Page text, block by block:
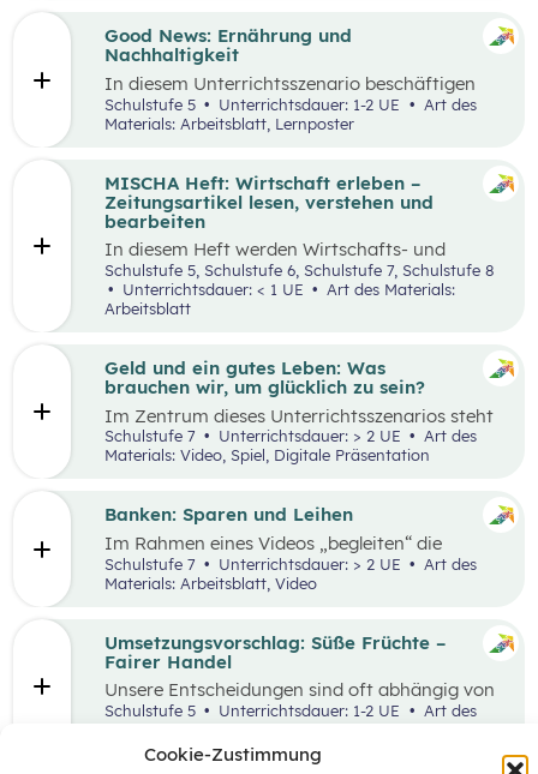
Cookie-Zustimmung
Betriebserkundung.
Good News: Ernährung und
Nachhaltigkeit
In diesem Unterrichtsszenario beschäftigen
sich die Schüler:innen mit positiven
Nachrichten und Beispielen aus dem
Themenbereich „Ernährung und
Handlungsoptionen für den Alltag offenzulegen,
zu diskutieren und in einer abschließenden
Portfolioaufgabe kreativ zu bearbeiten.
Schulstufe 5 Unterrichtsdauer: 1-2 UE
Materials: Arbeitsblatt, Lernposter
MISCHA Heft: Wirtschaft erleben –
Zeitungsartikel lesen, verstehen und
bearbeiten
In diesem Heft werden Wirtschafts- und
Lesekompetenz miteinander verknüpft.Schulstufe 5, Schulstufe 6, Schulstufe 7, Schulstufe 8
Unterrichtsdauer: < 1 UE
Arbeitsblatt
Geld und ein gutes Leben: Was
brauchen wir, um glücklich zu sein?
Im Zentrum dieses Unterrichtsszenarios steht
das Planspiel „Nervus Rerum“, welches den
finanziellen Spielraum als Faktor für ein gutes
Zusammenhang zwischen Geld und einem
guten Leben bewerten.
Schulstufe 7 Unterrichtsdauer: > 2 UE
Art des
Materials: Video, Spiel, Digitale Präsentation
Banken: Sparen und Leihen
Im Rahmen eines Videos „begleiten“ die
Schüler:innen eine jugendliche Person bei der
Erledigung alltäglicher Bankgeschäfte und
bekommen so einen ersten Überblick, welche
anschließenden Laufdiktat wird das erworbene
Wissen gefestigt.
Schulstufe 7 Unterrichtsdauer: > 2 UE
Materials: Arbeitsblatt, Video
Umsetzungsvorschlag: Süße Früchte –
Fairer Handel
Unsere Entscheidungen sind oft abhängig von
Entscheidungen, die andere Menschen davor
getroffen haben. Wenn wir zum Beispiel
einkaufen gehen, können wir nur Waren
kaufen, die auch Unternehmen vorher
Schulstufe 5 Unterrichtsdauer: 1-2 UE
Art des
Materials: